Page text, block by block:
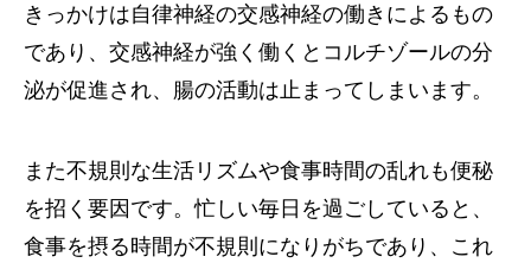
きっかけは自律神経の交感神経の働きによるもの
であり、交感神経が強く働くとコルチゾールの分
泌が促進され、腸の活動は止まってしまいます。
また不規則な生活リズムや食事時間の乱れも便秘
を招く要因です。忙しい毎日を過ごしていると、
食事を摂る時間が不規則になりがちであり、これ